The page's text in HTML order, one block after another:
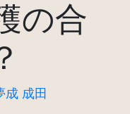
の合
成 成田